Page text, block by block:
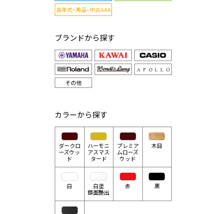
高年式・美品・中古AAA
ブランドから探す
その他
カラーから探す
ダークロ
ーズウッ
ド
ハーモニ
アスマス
タード
プレミア
ムローズ
ウッド
木目
白
白塗
鏡面艶出
赤 黒